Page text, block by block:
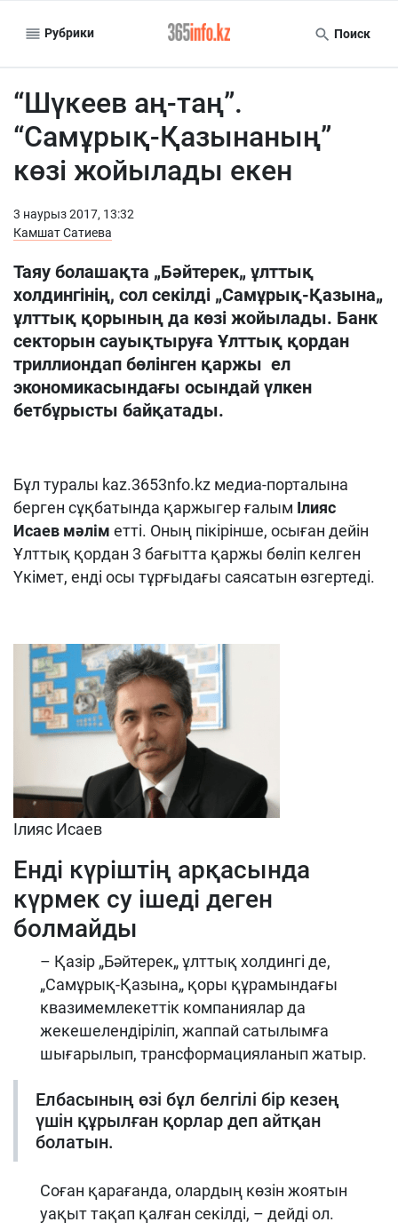
Рубрики Поиск
“Шүкеев аң-таң”.
“Самұрық-Қазынаның”
көзі жойылады екен
3 наурыз 2017, 13:32
Камшат Сатиева
Таяу болашақта „Бәйтерек„ ұлттық
холдингінің, сол секілді „Самұрық-Қазына„
ұлттық қорының да көзі жойылады. Банк
секторын сауықтыруға Ұлттық қордан
триллиондап бөлінген қаржы ел
экономикасындағы осындай үлкен
бетбұрысты байқатады.
Бұл туралы kaz.3653nfo.kz медиа-порталына
берген сұқбатында қаржыгер ғалым Ілияс
Исаев мәлім етті. Оның пікірінше, осыған дейін
Ұлттық қордан 3 бағытта қаржы бөліп келген
Үкімет, енді осы тұрғыдағы саясатын өзгертеді.
Ілияс Исаев
Енді күріштің арқасында
күрмек су ішеді деген
болмайды
– Қазір „Бәйтерек„ ұлттық холдингі де,
„Самұрық-Қазына„ қоры құрамындағы
квазимемлекеттік компаниялар да
жекешелендіріліп, жаппай сатылымға
шығарылып, трансформацияланып жатыр.
Елбасының өзі бұл белгілі бір кезең
үшін құрылған қорлар деп айтқан
болатын.
Соған қарағанда, олардың көзін жоятын
уақыт тақап қалған секілді, – дейді ол.